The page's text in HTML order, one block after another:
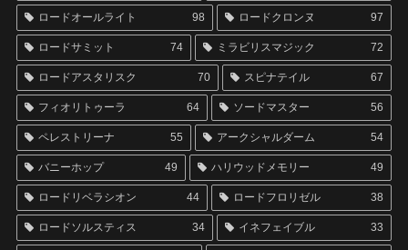
ロードオールライト 98 ロードクロンヌ 97
ロードサミット 74 ミラビリスマジック 72
ロードアスタリスク 70 スピナテイル 67
フィオリトゥーラ 64 ソードマスター 56
ペレストリーナ 55 アークシャルダーム 54
バニーホップ 49 ハリウッドメモリー 49
ロードリベラシオン 44 ロードフロリゼル 38
ロードソルスティス 34 イネフェイブル 33